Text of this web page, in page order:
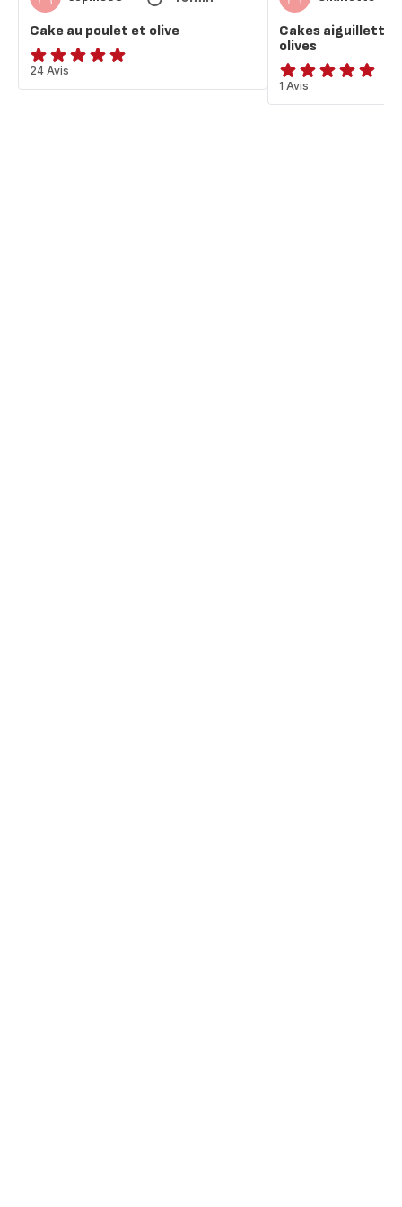
Cake au poulet et olive
Avis
5
24 Avis
Cakes
olives
Avis
5
1 Avis